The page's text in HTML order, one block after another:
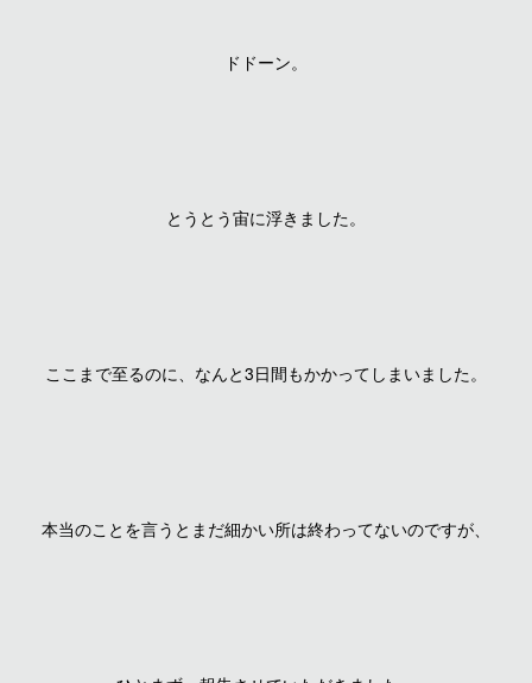
ドドーン。
とうとう宙に浮きました。
ここまで至るのに、なんと3日間もかかってしまいました。
本当のことを言うとまだ細かい所は終わってないのですが、